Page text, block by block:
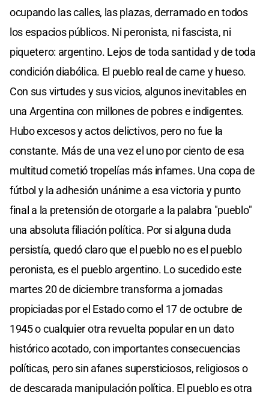
ocupando las calles, las plazas, derramado en todos
los espacios públicos. Ni peronista, ni fascista, ni
piquetero: argentino. Lejos de toda santidad y de toda
condición diabólica. El pueblo real de carne y hueso.
Con sus virtudes y sus vicios, algunos inevitables en
una Argentina con millones de pobres e indigentes.
Hubo excesos y actos delictivos, pero no fue la
constante. Más de una vez el uno por ciento de esa
multitud cometió tropelías más infames. Una copa de
fútbol y la adhesión unánime a esa victoria y punto
final a la pretensión de otorgarle a la palabra "pueblo"
una absoluta filiación política. Por si alguna duda
persistía, quedó claro que el pueblo no es el pueblo
peronista, es el pueblo argentino. Lo sucedido este
martes 20 de diciembre transforma a jornadas
propiciadas por el Estado como el 17 de octubre de
1945 o cualquier otra revuelta popular en un dato
histórico acotado, con importantes consecuencias
políticas, pero sin afanes supersticiosos, religiosos o
de descarada manipulación política. El pueblo es otra